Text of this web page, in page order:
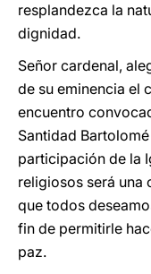
resplandezca la
dignidad.
Señor cardenal,
de su eminencia el
encuentro
Santidad
participación de la
religiosos será una
que todos
fin de permitirle
paz.